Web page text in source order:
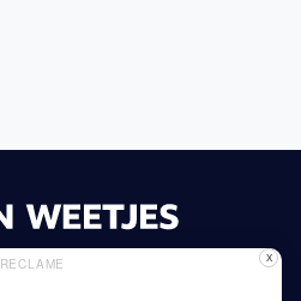
RECLAME X